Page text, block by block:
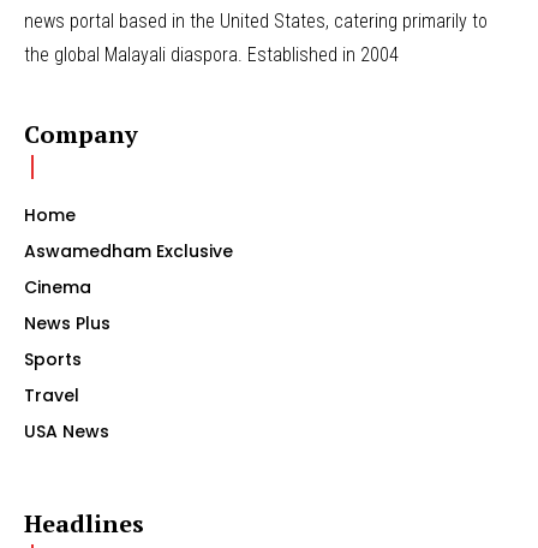
news portal based in the United States, catering primarily to
the global Malayali diaspora. Established in 2004
Company
Home
Aswamedham Exclusive
Cinema
News Plus
Sports
Travel
USA News
Headlines